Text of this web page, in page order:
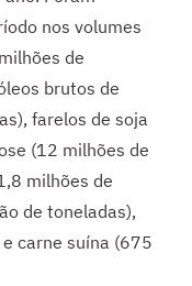
nos volumes
de
brutos de
farelos de soja
(12 milhões de
milhões de
de toneladas),
carne suína (675